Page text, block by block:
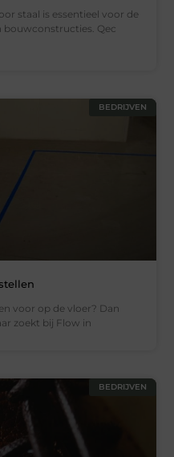
staal is essentieel voor de
bouwconstructies. Qec
BEDRIJVEN
voor op de vloer? Dan
zoekt bij Flow in
BEDRIJVEN